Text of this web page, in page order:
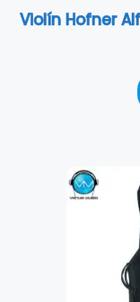
Violín Hofner